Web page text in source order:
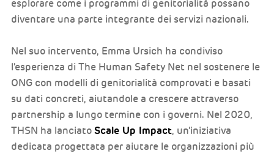
esplorare come i programmi di genitorialità possano
diventare una parte integrante dei servizi nazionali.
Nel suo intervento, Emma Ursich ha condiviso
l'esperienza di The Human Safety Net nel sostenere le
ONG con modelli di genitorialità comprovati e basati
su dati concreti, aiutandole a crescere attraverso
partnership a lungo termine con i governi. Nel 2020,
THSN ha lanciato Scale Up Impact, un'iniziativa
dedicata progettata per aiutare le organizzazioni più